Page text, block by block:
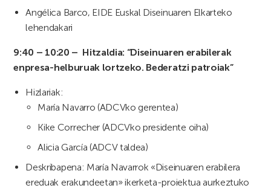
Angélica Barco, EIDE Euskal Diseinuaren Elkarteko
lehendakari
9:40 – 10:20 – Hitzaldia: “Diseinuaren erabilerak
enpresa-helburuak lortzeko. Bederatzi patroiak”
Hizlariak:
María Navarro (ADCVko gerentea)
Kike Correcher (ADCVko presidente oiha)
Alicia García (ADCV taldea)
Deskribapena: María Navarrok «Diseinuaren erabilera
ereduak erakundeetan» ikerketa-proiektua aurkeztuko